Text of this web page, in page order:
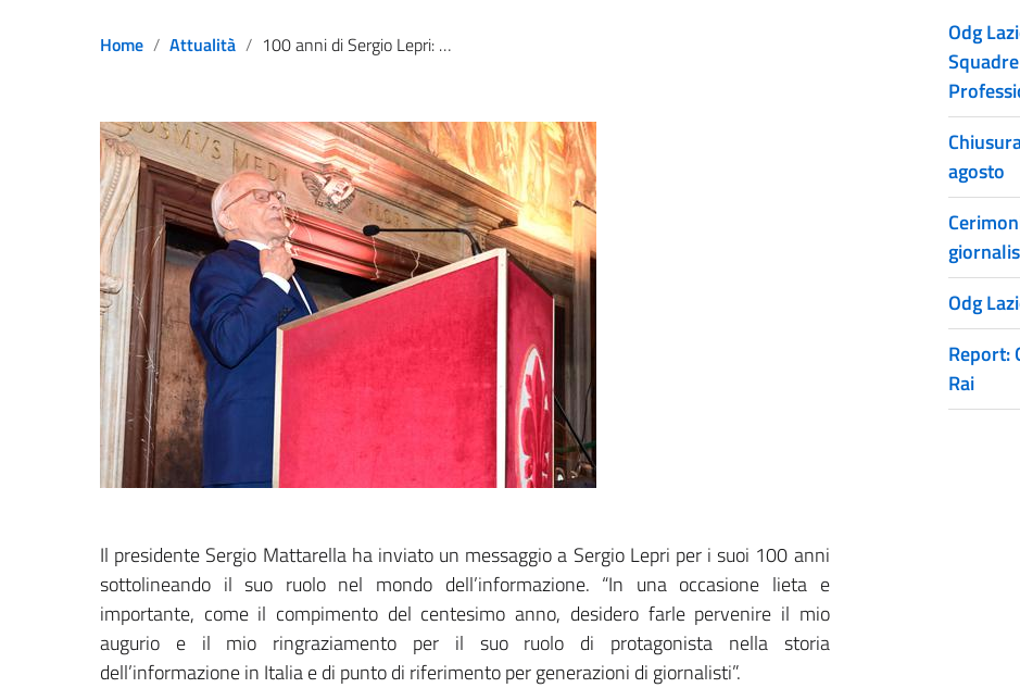
Home Attualità 100 anni di Sergio Lepri: auguri da Mattarella, un protagonista
Il presidente Sergio Mattarella ha inviato un messaggio a Sergio Lepri per i suoi 100 anni
sottolineando il suo ruolo nel mondo dell’informazione. “In una occasione lieta e
importante, come il compimento del centesimo anno, desidero farle pervenire il mio
augurio e il mio ringraziamento per il suo ruolo di protagonista nella storia
dell’informazione in Italia e di punto di riferimento per generazioni di giornalisti”.
Odg
agosto
Odg
Report:
Rai